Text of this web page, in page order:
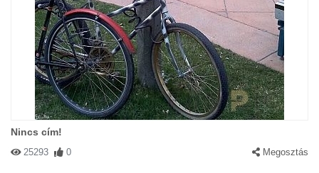
Nincs cím!
25293 0 Megosztás